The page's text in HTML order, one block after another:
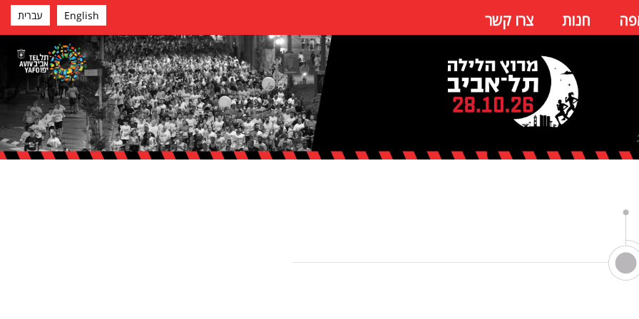
חנות צרו קשר English עברית